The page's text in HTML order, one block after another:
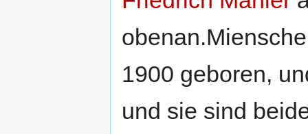
1900 geboren,
und sie sind